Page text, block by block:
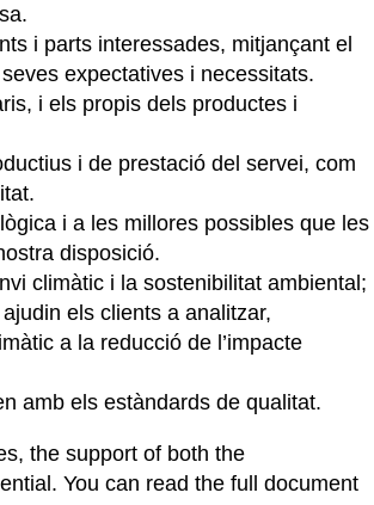
i parts interessades, mitjançant el
expectatives i necessitats.
i els propis dels productes i
i de prestació del servei, com
i a les millores possibles que les
disposició.
climàtic i la sostenibilitat ambiental;
els clients a analitzar,
a la reducció de l’impacte
amb els estàndards de qualitat.
the support of both the
You can read the full document